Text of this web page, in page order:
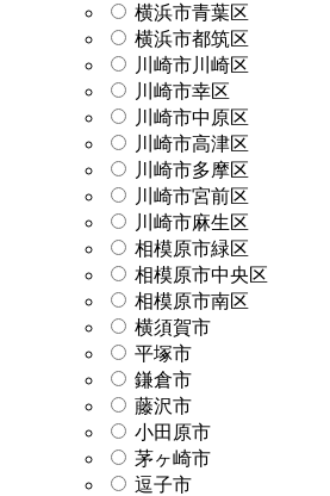
横浜市青葉区
横浜市都筑区
川崎市川崎区
川崎市幸区
川崎市中原区
川崎市高津区
川崎市多摩区
川崎市宮前区
川崎市麻生区
相模原市緑区
相模原市中央区
相模原市南区
横須賀市
平塚市
鎌倉市
藤沢市
小田原市
茅ヶ崎市
逗子市